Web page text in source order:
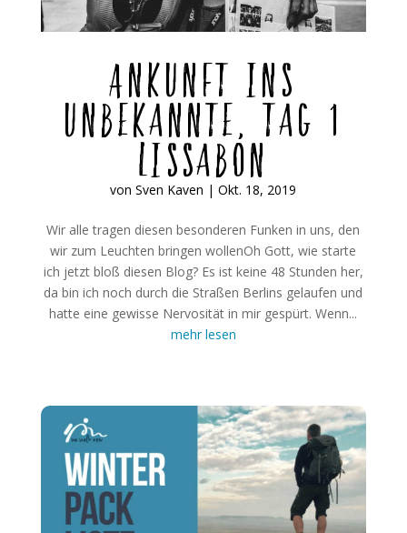
Ankunft ins
Unbekannte, Tag 1
Lissabon
vonSven Kaven |Okt. 18, 2019
Wir alle tragen diesen besonderen Funken in uns, den
wir zum Leuchten bringen wollenOh Gott, wie starte
ich jetzt bloß diesen Blog? Es ist keine 48 Stunden her,
da bin ich noch durch die Straßen Berlins gelaufen und
hatte eine gewisse Nervosität in mir gespürt. Wenn...
mehr lesen